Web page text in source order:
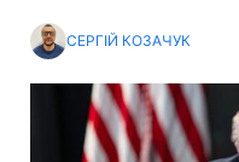
СЕРГІЙ КОЗАЧУК